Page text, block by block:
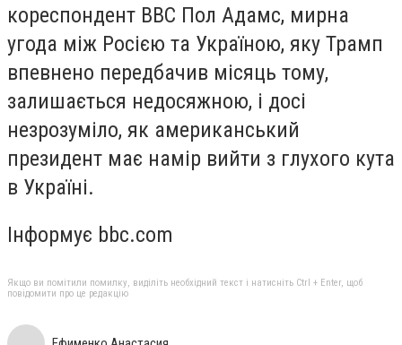
кореспондент ВВС Пол Адамс, мирна
угода між Росією та Україною, яку Трамп
впевнено передбачив місяць тому,
залишається недосяжною, і досі
незрозуміло, як американський
президент має намір вийти з глухого кута
в Україні.
Інформує bbc.com
Якщо ви помітили помилку, виділіть необхідний текст і натисніть Ctrl + Enter, щоб
повідомити про це редакцію